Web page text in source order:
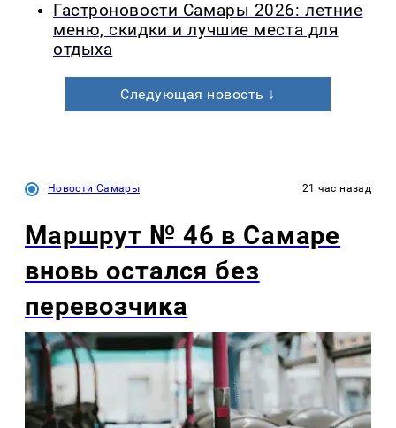
Гастроновости Самары 2026: летние
меню, скидки и лучшие места для
отдыха
Следующая новость ↓
Новости Самары 21 час назад
Маршрут № 46 в Самаре
вновь остался без
перевозчика